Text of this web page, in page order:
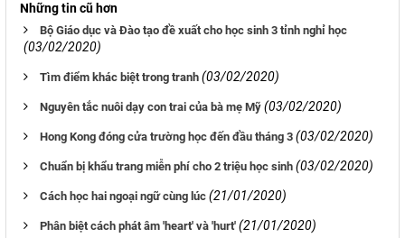
Những tin cũ hơn
Bộ Giáo dục và Đào tạo đề xuất cho học sinh 3 tỉnh nghỉ học
(03/02/2020)
Tìm điểm khác biệt trong tranh (03/02/2020)
Nguyên tắc nuôi dạy con trai của bà mẹ Mỹ (03/02/2020)
Hong Kong đóng cửa trường học đến đầu tháng 3 (03/02/2020)
Chuẩn bị khẩu trang miễn phí cho 2 triệu học sinh (03/02/2020)
Cách học hai ngoại ngữ cùng lúc (21/01/2020)
Phân biệt cách phát âm 'heart' và 'hurt' (21/01/2020)